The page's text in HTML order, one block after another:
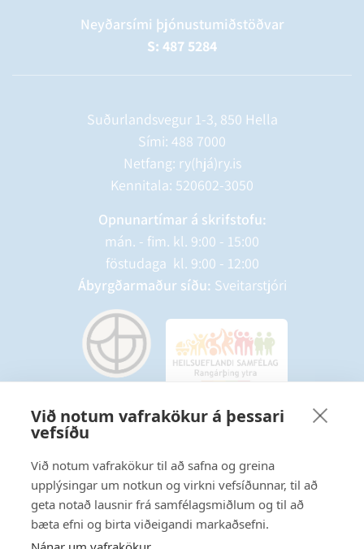
Við notum vafrakökur á þessari
vefsíðu
Við notum vafrakökur til að safna og greina
upplýsingar um notkun og virkni vefsíðunnar, til að
geta notað lausnir frá samfélagsmiðlum og til að
bæta efni og birta viðeigandi markaðsefni.
Neyðarsími þjónustumiðstöðvar
S: 487 5284
Suðurlandsvegur 1-3, 850 Hella
Sími: 488 7000
Netfang: ry(hjá)ry.is
Kennitala: 520602-3050
Opnunartímar á skrifstofu:
mán. - fim. kl. 9:00 - 15:00
föstudaga kl. 9:00 - 12:00
Ábyrgðarmaður síðu: Sveitarstjóri
Starfsmannavefur
Hafðu samband
Ritstjórnarstefna
Fylgstu með á Facebook